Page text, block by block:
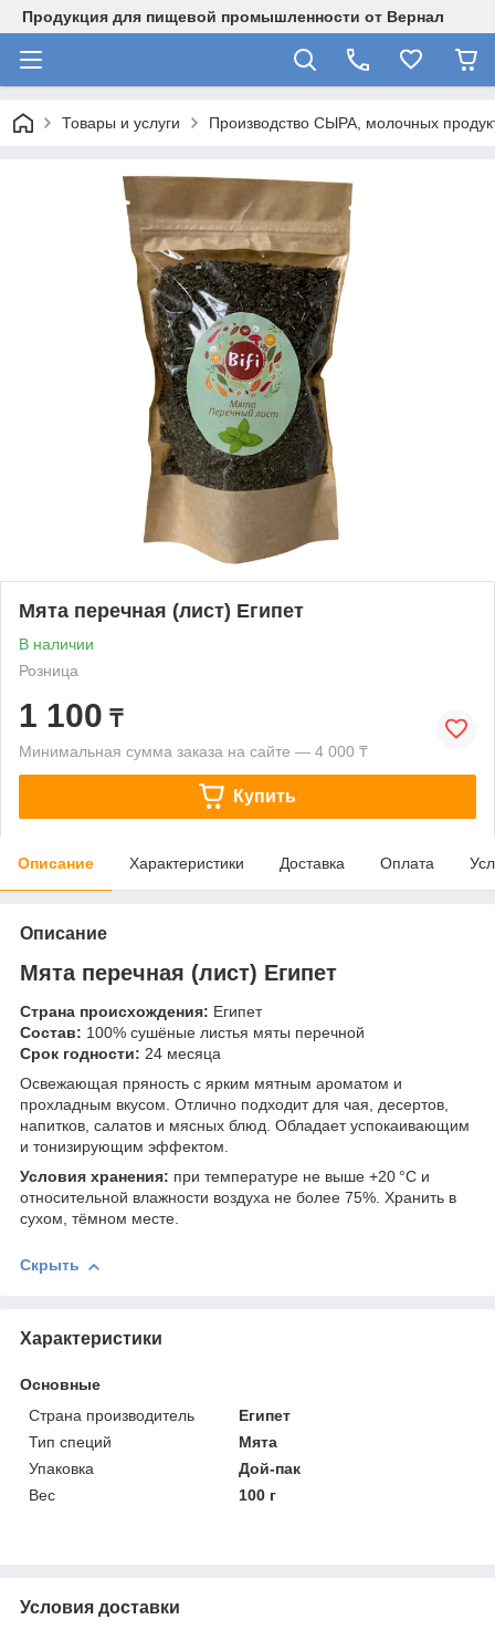
Продукция для пищевой промышленности от Вернал
Товары и услуги Производство СЫРА, молочных
Мята перечная (лист) Египет
В наличии
Розница
1 100 ₸
Минимальная сумма заказа на сайте — 4 000 ₸
Купить
Описание Характеристики Доставка Оплата
Описание
Мята перечная (лист) Египет
Страна происхождения: Египет
Состав: 100% сушёные листья мяты перечной
Срок годности: 24 месяца
Освежающая пряность с ярким мятным ароматом и
прохладным вкусом. Отлично подходит для чая, десертов,
напитков, салатов и мясных блюд. Обладает успокаивающим
и тонизирующим эффектом.
Условия хранения: при температуре не выше +20 °C и
относительной влажности воздуха не более 75%. Хранить в
сухом, тёмном месте.
Скрыть
Характеристики
Основные
Страна производитель
Египет
Тип специй
Мята
Упаковка
Дой-пак
Вес
100 г
Условия доставки